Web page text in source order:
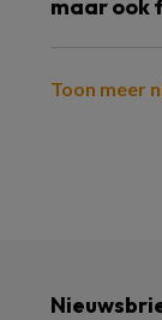
maar ook
Toon meer